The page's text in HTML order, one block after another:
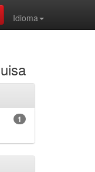
Idioma
1